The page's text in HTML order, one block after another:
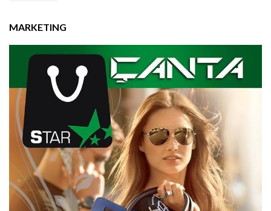
MARKETING